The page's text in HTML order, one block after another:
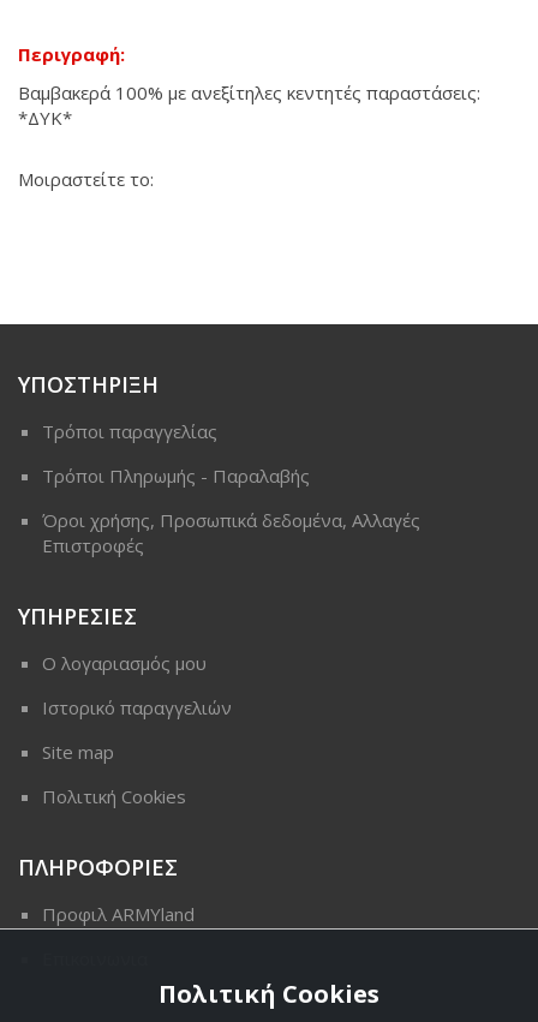
Περιγραφή:
Βαμβακερά 100% με ανεξίτηλες κεντητές παραστάσεις:
*ΔΥΚ*
Μοιραστείτε το:
ΥΠΟΣΤΗΡΙΞΗ
Τρόποι παραγγελίας
Τρόποι Πληρωμής - Παραλαβής
Όροι χρήσης, Προσωπικά δεδομένα, Αλλαγές
Επιστροφές
ΥΠΗΡΕΣΙΕΣ
Ο λογαριασμός μου
Ιστορικό παραγγελιών
Site map
Πολιτική Cookies
ΠΛΗΡΟΦΟΡΙΕΣ
Προφιλ ARMYland
Πολιτική Cookies